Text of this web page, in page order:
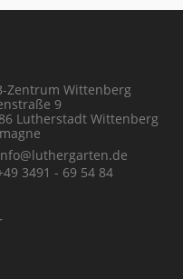
Zentrum Wittenberg
9
Lutherstadt Wittenberg
3491 - 69 54 84